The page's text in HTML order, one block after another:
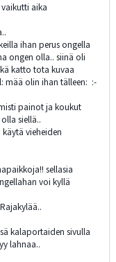
aika
ihan perus ongella
ongen olla.. siinä oli
katto tota kuvaa
mää olin ihan tälleen: :-
painot ja koukut
siellä..
vieheiden
sellasia
voi kyllä
kalaportaiden sivulla
lahnaa..